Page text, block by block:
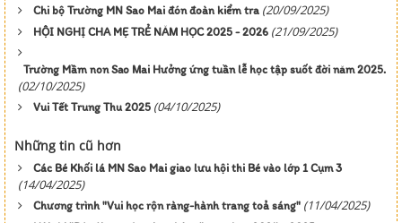
Chi bộ Trường MN Sao Mai đón đoàn kiểm tra (20/09/2025)
HỘI NGHỊ CHA MẸ TRẺ NĂM HỌC 2025 - 2026 (21/09/2025)
Trường Mầm non Sao Mai Hưởng ứng tuần lễ học tập suốt đời năm 2025.
(02/10/2025)
Vui Tết Trung Thu 2025 (04/10/2025)
Những tin cũ hơn
Các Bé Khối lá MN Sao Mai giao lưu hội thi Bé vào lớp 1 Cụm 3
(14/04/2025)
Chương trình "Vui học rộn ràng-hành trang toả sáng" (11/04/2025)